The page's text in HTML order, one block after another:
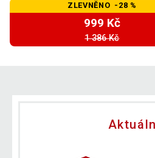
ZLEVNĚNO -28 %
999 Kč
1 386 Kč